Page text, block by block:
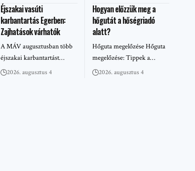
Éjszakai vasúti
karbantartás Egerben:
Zajhatások várhatók
A MÁV augusztusban több
éjszakai karbantartást…
2026. augusztus 4
Hogyan előzzük meg a
hőgutát a hőségriadó
alatt?
Hőguta megelőzése Hőguta
megelőzése: Tippek a…
2026. augusztus 4